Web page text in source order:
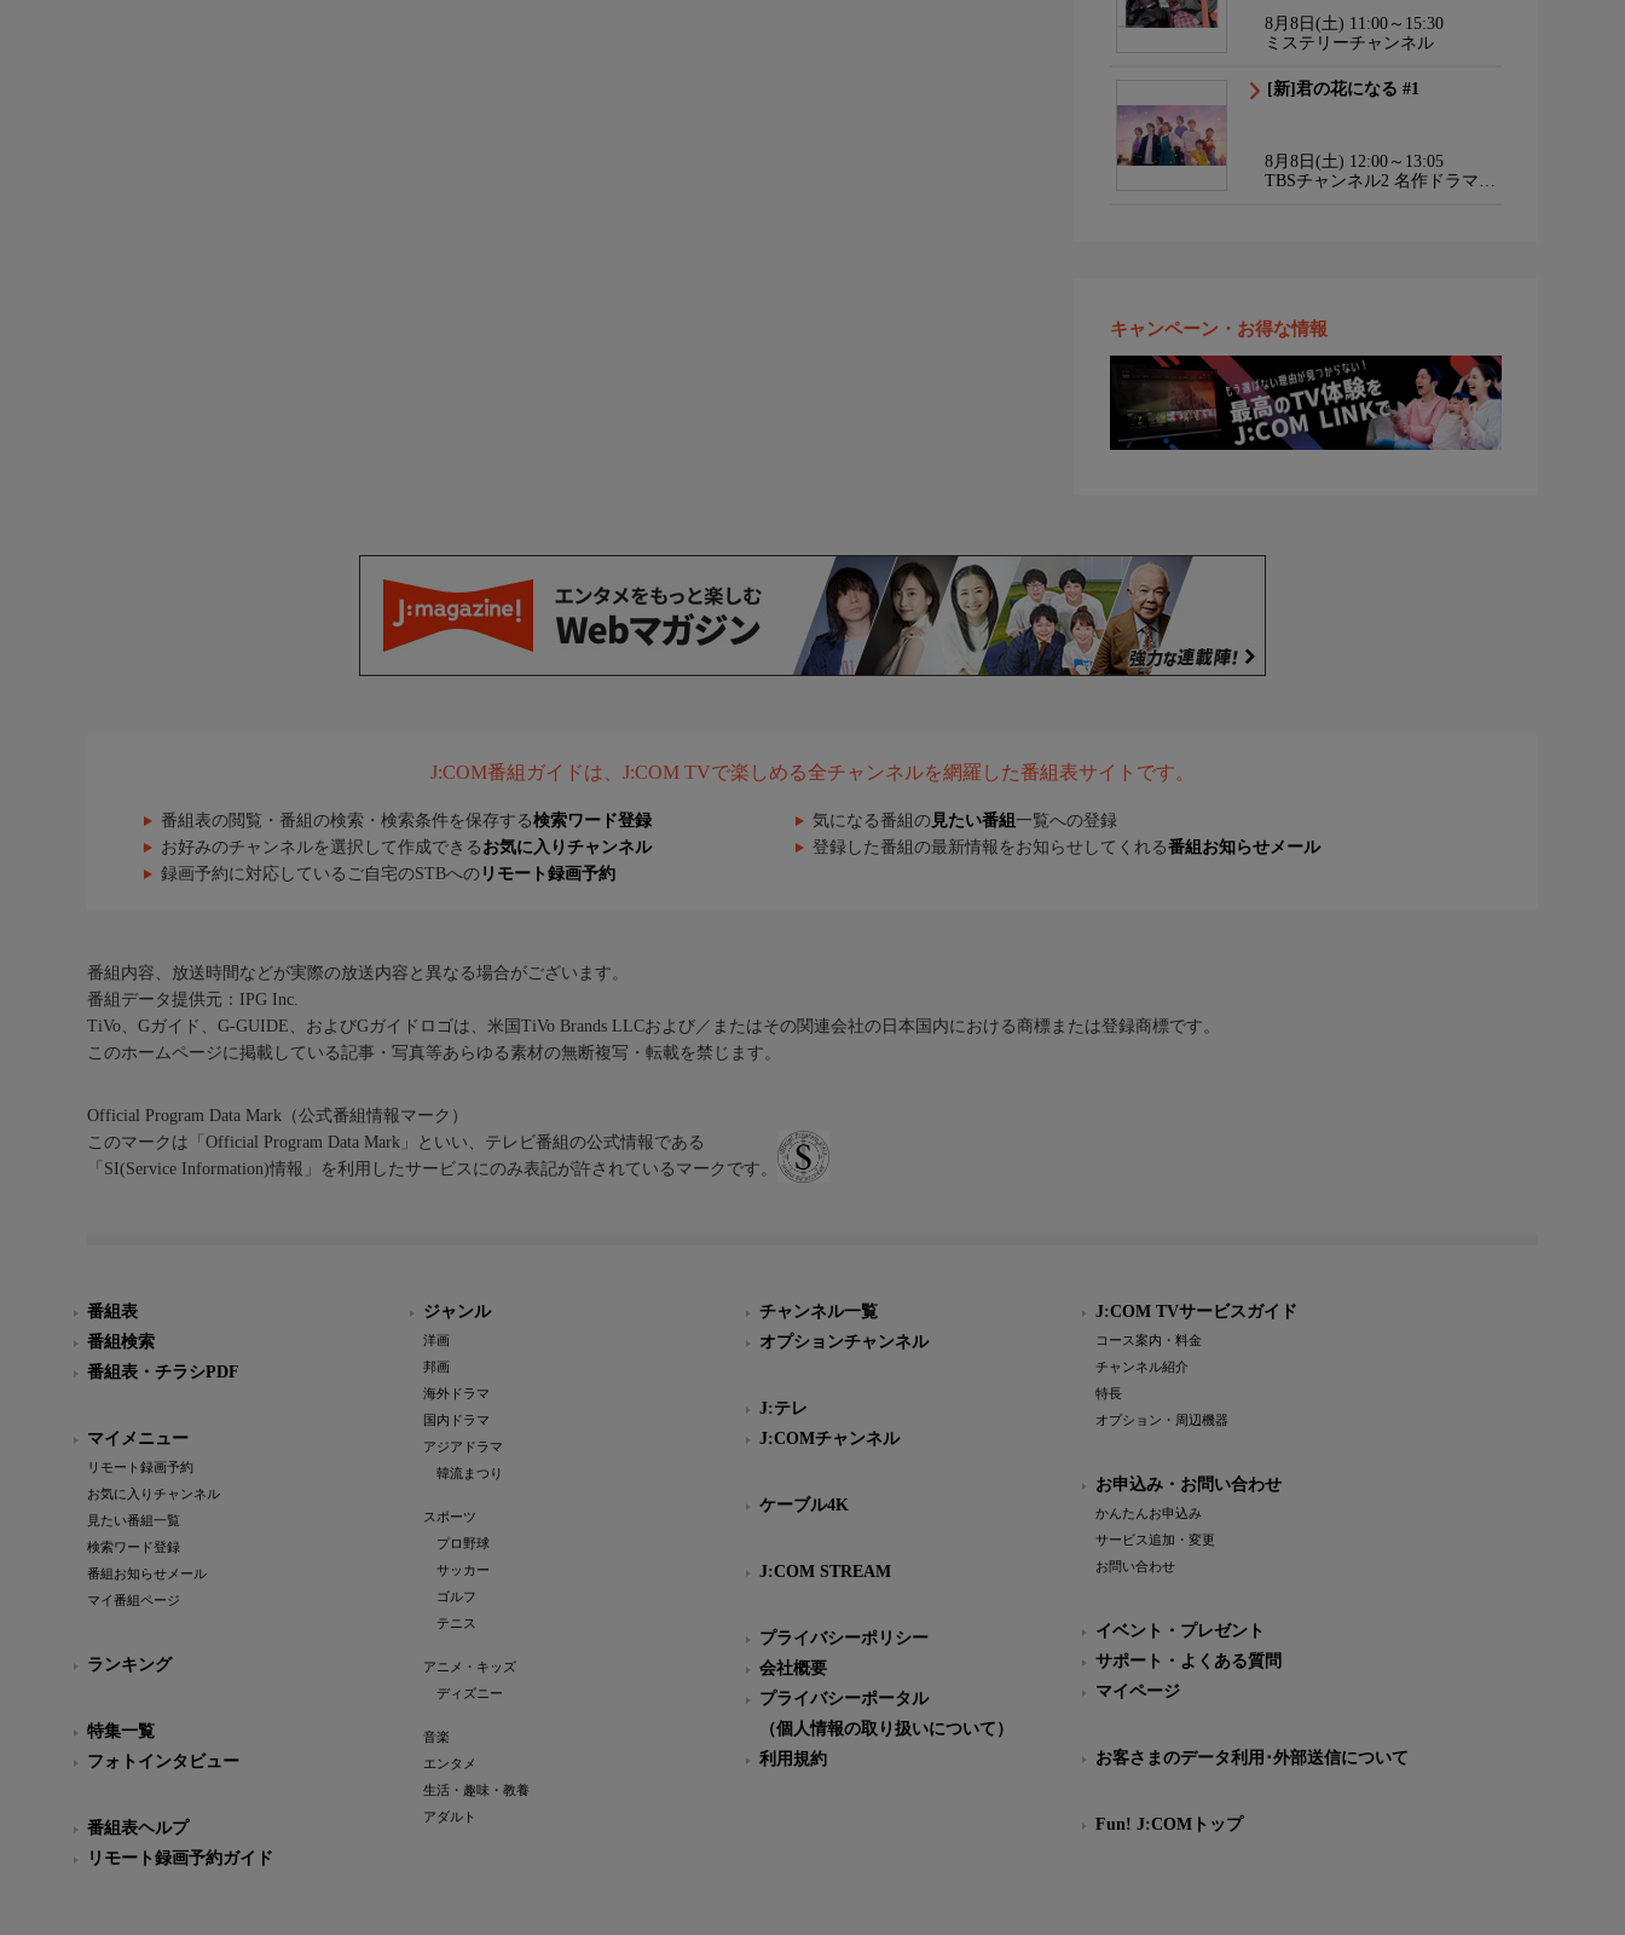
8月8日(土) 11:00～15:30
ミステリーチャンネル
[新]君の花になる #1
8月8日(土) 12:00～13:05
TBSチャンネル2 名作ドラマ・
キャンペーン・お得な情報
J:COM番組ガイドは、J:COM TVで楽しめる全チャンネルを網羅した番組表サイトです。
番組表の閲覧・番組の検索・検索条件を保存する検索ワード登録 気になる番組の 見たい番組 一覧への登録
お好みのチャンネルを選択して作成できる お気に入りチャンネル 登録した番組の最新情報をお知らせしてくれる番組お知らせメール
録画予約に対応しているご自宅のSTBへの リモート録画予約
番組内容、放送時間などが実際の放送内容と異なる場合がございます。
番組データ提供元：IPG Inc.
TiVo、Gガイド、G-GUIDE、およびGガイドロゴは、米国TiVo Brands LLCおよび／またはその関連会社の日本国内における商標または登録商標です。
このホームページに掲載している記事・写真等あらゆる素材の無断複写・転載を禁じます。
Official Program Data Mark（公式番組情報マーク）
このマークは「Official Program Data Mark」といい、テレビ番組の公式情報である
「SI(Service Information)情報」を利用したサービスにのみ表記が許されているマークです。
番組表
番組検索
番組表・チラシPDF
マイメニュー
リモート録画予約
お気に入りチャンネル
見たい番組一覧
検索ワード登録
番組お知らせメール
マイ番組ページ
ランキング
特集一覧
フォトインタビュー
番組表ヘルプ
リモート録画予約ガイド
ジャンル
洋画
邦画
海外ドラマ
国内ドラマ
アジアドラマ
韓流まつり
スポーツ
プロ野球
サッカー
ゴルフ
テニス
アニメ・キッズ
ディズニー
音楽
エンタメ
生活・趣味・教養
アダルト
チャンネル一覧
オプションチャンネル
J:テレ
J:COMチャンネル
ケーブル4K
J:COM STREAM
プライバシーポリシー
会社概要
プライバシーポータル
（個人情報の取り扱いについて）
利用規約
J:COM TVサービスガイド
コース案内・料金
チャンネル紹介
特長
オプション・周辺機器
お申込み・お問い合わせ
かんたんお申込み
サービス追加・変更
お問い合わせ
イベント・プレゼント
サポート・よくある質問
マイページ
お客さまのデータ利用･外部送信について
Fun! J:COMトップ